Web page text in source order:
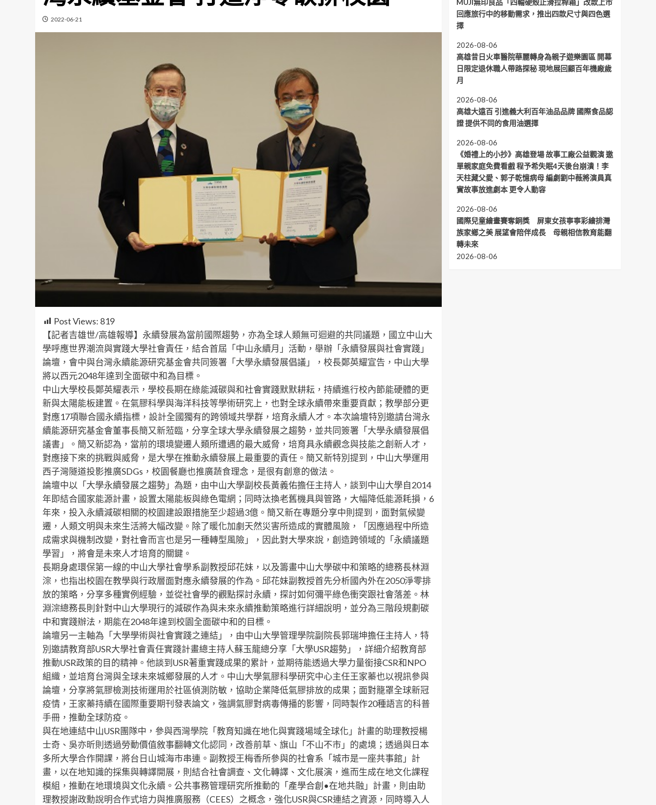
2022-06-21
Post Views: 819
【記者吉雄世/高雄報導】永續發展為當前國際趨勢，亦為全球人類無可迴避的共同議題，國立中山大
學呼應世界潮流與實踐大學社會責任，結合首屆「中山永續月」活動，舉辦「永續發展與社會實踐」
論壇，會中與台灣永續能源研究基金會共同簽署「大學永續發展倡議」，校長鄭英耀宣告，中山大學
將以西元2048年達到全面碳中和為目標。
中山大學校長鄭英耀表示，學校長期在綠能減碳與和社會實踐默默耕耘，持續進行校內節能硬體的更
新與太陽能板建置。在氣膠科學與海洋科技等學術研究上，也對全球永續帶來重要貢獻；教學部分更
對應17項聯合國永續指標，設計全國獨有的跨領域共學群，培育永續人才。本次論壇特別邀請台灣永
續能源研究基金會董事長簡又新蒞臨，分享全球大學永續發展之趨勢，並共同簽署「大學永續發展倡
議書」。簡又新認為，當前的環境變遷人類所遭遇的最大威脅，培育具永續觀念與技能之創新人才，
對應接下來的挑戰與威脅，是大學在推動永續發展上最重要的責任。簡又新特別提到，中山大學運用
西子灣隧道投影推廣SDGs，校園餐廳也推廣蔬食理念，是很有創意的做法。
論壇中以「大學永續發展之趨勢」為題，由中山大學副校長黃義佑擔任主持人，談到中山大學自2014
年即結合國家能源計畫，設置太陽能板與綠色電網；同時汰換老舊機具與管路，大幅降低能源耗損，6
年來，投入永續減碳相關的校園建設跟措施至少超過3億。簡又新在專題分享中則提到，面對氣候變
遷，人類文明與未來生活將大幅改變。除了暖化加劇天然災害所造成的實體風險，「因應過程中所造
成需求與機制改變，對社會而言也是另一種轉型風險」，因此對大學來說，創造跨領域的「永續議題
學習」，將會是未來人才培育的關鍵。
長期身處環保第一線的中山大學社會學系副教授邱花妹，以及籌畫中山大學碳中和策略的總務長林淵
淙，也指出校園在教學與行政層面對應永續發展的作為。邱花妹副教授首先分析國內外在2050淨零排
放的策略，分享多種實例經驗，並從社會學的觀點探討永續，探討如何彌平綠色衝突跟社會落差。林
淵淙總務長則針對中山大學現行的減碳作為與未來永續推動策略進行詳細說明，並分為三階段規劃碳
中和實踐辦法，期能在2048年達到校園全面碳中和的目標。
論壇另一主軸為「大學學術與社會實踐之連結」，由中山大學管理學院副院長郭瑞坤擔任主持人，特
別邀請教育部USR大學社會責任實踐計畫總主持人蘇玉龍總分享「大學USR趨勢」，詳細介紹教育部
推動USR政策的目的精神。他談到USR著重實踐成果的累計，並期待能透過大學力量銜接CSR和NPO
組織，並培育台灣與全球未來城鄉發展的人才。中山大學氣膠科學研究中心主任王家蓁也以視訊參與
論壇，分享將氣膠檢測技術運用於社區偵測防敏，協助企業降低氣膠排放的成果；面對籠罩全球新冠
疫情，王家蓁持續在國際重要期刊發表論文，強調氣膠對病毒傳播的影響，同時製作20種語言的科普
手冊，推動全球防疫。
與在地連結中山USR團隊中，參與西灣學院「教育知識在地化與實踐場域全球化」計畫的助理教授楊
士奇、吳亦昕則透過勞動價值敘事翻轉文化認同，改善前草、旗山「不山不市」的處境；透過與日本
多所大學合作開課，將台日山城海市串連。副教授王梅香所參與的社會系「城市是一座共事館」計
畫，以在地知識的採集與轉譯開展，則結合社會調查、文化轉譯、文化展演，進而生成在地文化課程
模組，推動在地環境與文化永續。公共事務管理研究所推動的「產學合創•在地共融」計畫，則由助
理教授謝政勳說明合作式培力與推廣服務（CEES）之概念，強化USR與CSR連結之資源，同時導入人
MUJI無印良品「四輪硬殼止滑拉桿箱」改款上市
回應旅行中的移動需求，推出四款尺寸與四色選
擇
2026-08-06
高雄昔日火車醫院華麗轉身為親子遊樂園區 開幕
日限定退休職人帶路探秘 現地展回顧百年機廠歲
月
2026-08-06
高雄大遠百 引進義大利百年油品品牌 國際食品認
證 提供不同的食用油選擇
2026-08-06
《婚禮上的小抄》高雄登場 故事工廠公益觀演 邀
單親家庭免費看戲 程予希失眠4天後台崩潰！李
天柱藏父愛、郭子乾憶病母 編劇劉中薇將演員真
實故事放進劇本 更令人動容
2026-08-06
國際兒童繪畫賽奪銅獎 屏東女孩寧寧彩繪排灣
族家鄉之美 展望會陪伴成長 母親相信教育能翻
轉未來
2026-08-06